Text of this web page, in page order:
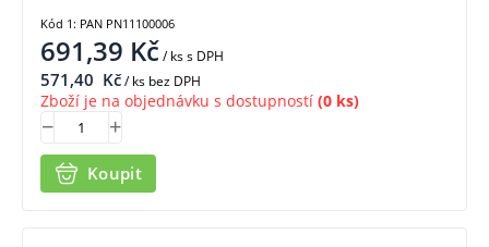
691,39 Kč/ kss DPH
571,40 Kč/ ks bez DPH
Zboží je na objednávku s dostupností (0 ks)
Koupit
Kód 1: PAN PN11100006